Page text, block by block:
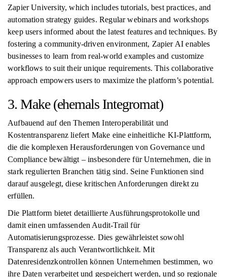
Zapier University, which includes tutorials, best practices, and
automation strategy guides. Regular webinars and workshops
keep users informed about the latest features and techniques. By
fostering a community-driven environment, Zapier AI enables
businesses to learn from real-world examples and customize
workflows to suit their unique requirements. This collaborative
approach empowers users to maximize the platform’s potential.
3. Make (ehemals Integromat)
Aufbauend auf den Themen Interoperabilität und
Kostentransparenz liefert Make eine einheitliche KI-Plattform,
die die komplexen Herausforderungen von Governance und
Compliance bewältigt – insbesondere für Unternehmen, die in
stark regulierten Branchen tätig sind. Seine Funktionen sind
darauf ausgelegt, diese kritischen Anforderungen direkt zu
erfüllen.
Die Plattform bietet detaillierte Ausführungsprotokolle und
damit einen umfassenden Audit-Trail für
Automatisierungsprozesse. Dies gewährleistet sowohl
Transparenz als auch Verantwortlichkeit. Mit
Datenresidenzkontrollen können Unternehmen bestimmen, wo
ihre Daten verarbeitet und gespeichert werden, und so regionale